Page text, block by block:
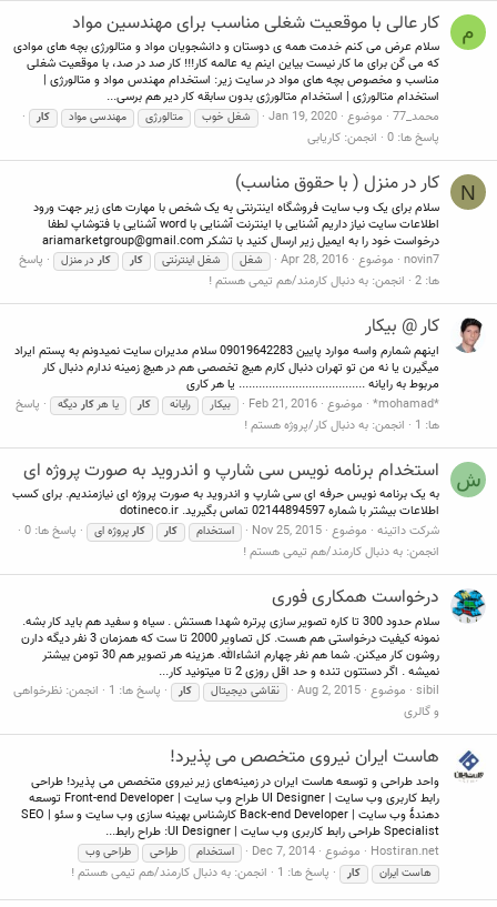
م کار عالی با موقعیت شغلی مناسب برای مهندسین مواد
سلام عرض می کنم خدمت همه ی دوستان و دانشجویان مواد و متالورژی بچه های موادی
که می گن برای ما کار نیست بیاین اینم یه عالمه کار!!! کار صد در صد، با موقعیت شغلی
مناسب و مخصوص بچه های مواد در سایت زیر: استخدام مهندس مواد و متالورژی |
استخدام متالورژی | استخدام متالورژی بدون سابقه کار دیر هم برسی...
محمد_77
موضوع Jan 19, 2020 شغل خوب متالورژی مهندسی مواد کار
پاسخ ها: 0 انجمن: کاریابی
N کار در منزل ( با حقوق مناسب)
سلام برای یک وب سایت فروشگاه اینترنتی به یک شخص با مهارت های زیر جهت ورود
اطلاعات سایت نیاز داریم آشنایی با اینترنت آشنایی با word آشنایی با فتوشاپ لطفا
درخواست خود را به ایمیل زیر ارسال کنید با تشکرariamarketgroup@gmail.com
novin7 موضوع Apr 28, 2016 شغل شغل اینترنتی کار کار در منزل
پاسخ
ها: 2
انجمن: به دنبال کارمند/هم تیمی هستم !
کار @ بیکار
اینهم شمارم واسه موارد پایین 09019642283 سلام مدیران سایت نمیدونم به پستم ایراد
میگیرن یا نه من تو تهران دنبال کارم هیچ تخصصی هم در هیچ زمینه ندارم دنبال کار
مربوط به رایانه ...................................... یا هر کاری
*mohamad* موضوع Feb 21, 2016 بیکار رایانه کار یا هر کار دیگه
پاسخ
ها: 1
انجمن: به دنبال کار/پروژه هستم !
ش استخدام برنامه نویس سی شارپ و اندروید به صورت پروژه ای
به یک برنامه نویس حرفه ای سی شارپ و اندروید به صورت پروژه ای نیازمندیم. برای کسب
اطلاعات بیشتر با شماره 02144894597 تماس بگیرید. dotineco.ir
شرکت داتینه موضوع Nov 25, 2015 استخدام کار کار پروژه ای
پاسخ ها: 0
انجمن: به دنبال کارمند/هم تیمی هستم !
درخواست همکاری فوری
سلام حدود 300 تا کاره تصویر سازی پرتره شهدا هستش . سیاه و سفید هم باید کار بشه.
نمونه کیفیت درخواستی هم هست. کل تصاویر 2000 تا ست که همزمان 3 نفر دیگه دارن
روشون کار میکنن. شما هم نفر چهارم انشاءالله. هزینه هر تصویر هم 30 تومن بیشتر
نمیشه . اگر دستتون تنده و حد اقل روزی 2 تا میتونید کار...
sibil موضوع Aug 2, 2015 نقاشی دیجیتال کار پاسخ ها: 1 انجمن: نظرخواهی
و گالری
هاست ایران نیروی متخصص می پذیرد!
واحد طراحی و توسعه هاست ایران در زمینه‌های زیر نیروی متخصص می پذیرد! طراحی
رابط کاربری وب سایت | UI Designer طراح وب سایت | Front-end Developer توسعه
دهندۀ وب سایت | Back-end Developer کارشناس بهینه سازی وب سایت و سئو | SEO
Specialist طراحی رابط کاربری وب سایت | UI Designer: طراح رابط...
Hostiran.net
موضوع Dec 7, 2014 استخدام طراحی
طراحی وب
هاست ایران
کار پاسخ ها: 1 انجمن: به دنبال کارمند/هم تیمی هستم !